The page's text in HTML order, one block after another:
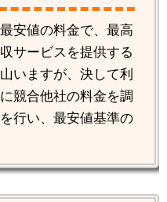
安値の料金で、最高
サービスを提供する
いますが、決して利
競合他社の料金を調
行い、最安値基準の